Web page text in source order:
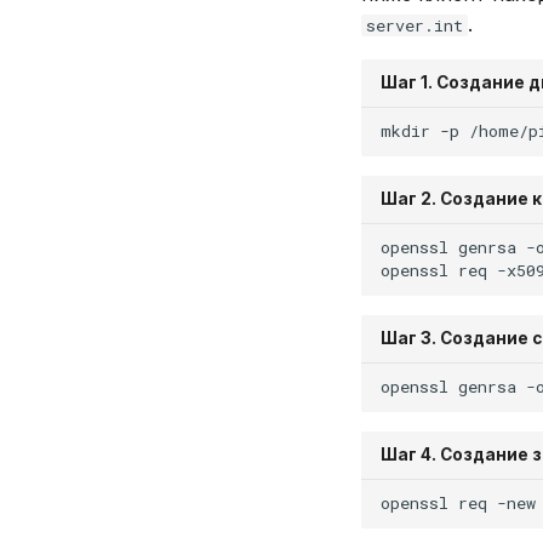
server.int .
Шаг 1. Создание
mkdir -p /home/
Шаг 2. Создание
openssl genrsa -
openssl req -
Шаг 3. Создание
openssl genrsa -
Шаг 4. Создание
openssl req -new